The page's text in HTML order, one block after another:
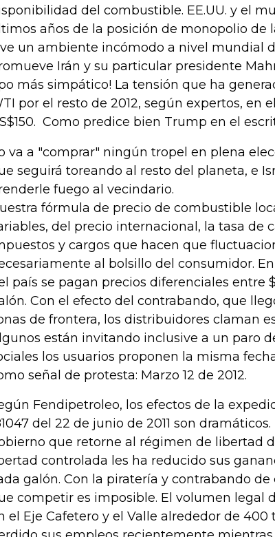
del combustible. EE.UU. y el
años de la posición de monopolio de
un ambiente incómodo a nivel mundial
Irán y su particular presidente
más simpático! La tensión que ha
por el resto de 2012, según expertos, en
Como predice bien Trump en el
va a "comprar" ningún tropel en plena
seguirá toreando al resto del planeta, e
fuego al vecindario.
fórmula de precio de combustible
del precio internacional, la tasa de
y cargos que hacen que
al bolsillo del consumidor.
país se pagan precios diferenciales entre
Con el efecto del contrabando, que
de frontera, los distribuidores claman
están invitando inclusive a un paro
los usuarios proponen la misma
señal de protesta: Marzo 12 de 2012.
Fendipetroleo, los efectos de la
del 22 de junio de 2011 son
que retorne al régimen de libertad
controlada les ha reducido sus
galón. Con la piratería y contrabando
competir es imposible. El volumen legal
el Eje Cafetero y el Valle alrededor de 400